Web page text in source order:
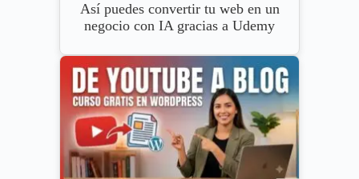
Así puedes convertir tu web en un
negocio con IA gracias a Udemy